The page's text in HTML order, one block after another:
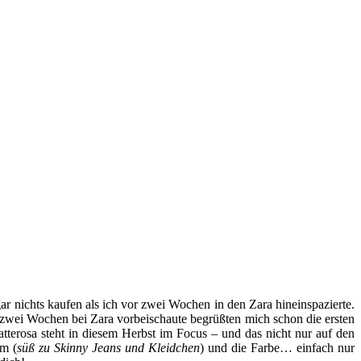
nichts kaufen als ich vor zwei Wochen in den Zara hineinspazierte.
Wochen bei Zara vorbeischaute begrüßten mich schon die ersten
steht in diesem Herbst im Focus – und das nicht nur auf den
(süß zu Skinny Jeans und Kleidchen) und die Farbe… einfach nur